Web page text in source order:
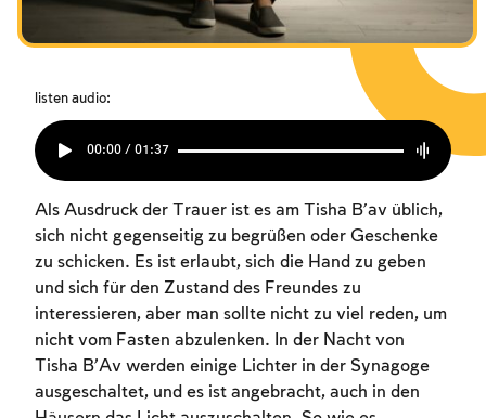
listen audio:
00:00 / 01:37
Als Ausdruck der Trauer ist es am Tisha B’av üblich,
sich nicht gegenseitig zu begrüßen oder Geschenke
zu schicken. Es ist erlaubt, sich die Hand zu geben
und sich für den Zustand des Freundes zu
interessieren, aber man sollte nicht zu viel reden, um
nicht vom Fasten abzulenken. In der Nacht von
Tisha B’Av werden einige Lichter in der Synagoge
ausgeschaltet, und es ist angebracht, auch in den